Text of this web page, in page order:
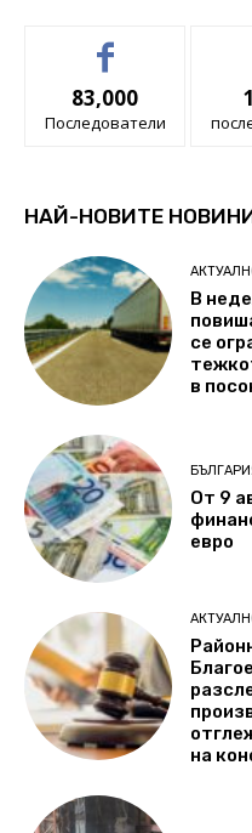
83,000
Последователи
НАЙ-НОВИТЕ
В
се
в
От 9
евро
на